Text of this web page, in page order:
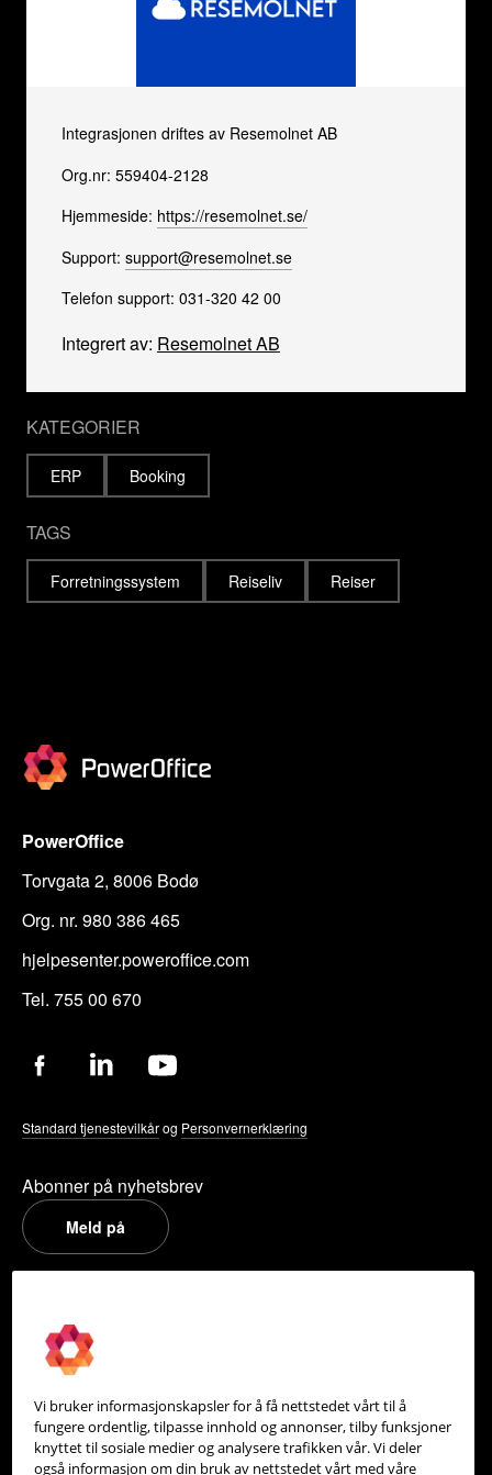
Integrasjonen driftes av Resemolnet AB
Org.nr: 559404-2128
Hjemmeside: https://resemolnet.se/
Support: support@resemolnet.se
Telefon support: 031-320 42 00
Integrert av: Resemolnet AB
KATEGORIER
ERP Booking
TAGS
Forretningssystem Reiseliv Reiser
PowerOffice
Torvgata 2, 8006 Bodø
Org. nr. 980 386 465
hjelpesenter.poweroffice.com
Tel. 755 00 670
Standard tjenestevilkårog Personvernerklæring
Abonner på nyhetsbrev
Meld på
Om oss
Partneroversikt
Integrasjoner
Hjelpesenter
Vi bruker informasjonskapsler for å få nettstedet vårt til å
fungere ordentlig, tilpasse innhold og annonser, tilby funksjoner
knyttet til sosiale medier og analysere trafikken vår. Vi deler
også informasjon om din bruk av nettstedet vårt med våre